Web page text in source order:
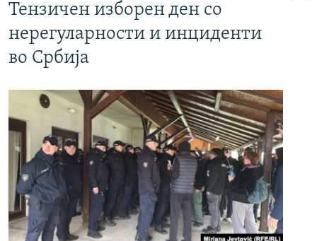
Тензичен изборен ден со
нерегуларности и инциденти
во Србија